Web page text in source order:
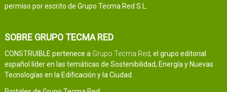
permiso por escrito de Grupo Tecma Red S.L.
SOBRE GRUPO TECMA RED
CONSTRUIBLE pertenece a Grupo Tecma Red, el grupo editorial
español líder en las temáticas de Sostenibilidad, Energía y Nuevas
Tecnologías en la Edificación y la Ciudad.